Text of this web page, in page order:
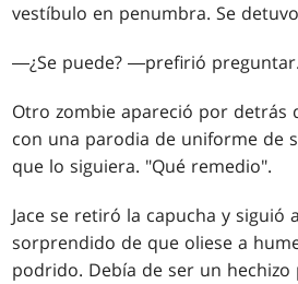
vestíbulo en penumbra. Se
―¿Se puede? ―prefirió preguntar.
Otro zombie apareció por detrás
con una parodia de uniforme de
que lo siguiera. "Qué remedio".
Jace se retiró la capucha y siguió
sorprendido de que oliese a
podrido. Debía de ser un